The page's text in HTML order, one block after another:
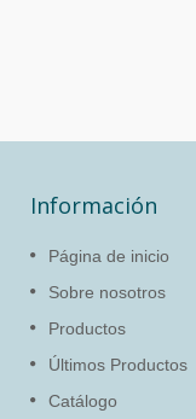
Información
Página de inicio
Sobre nosotros
Productos
Últimos Productos
Catálogo
rotativo
13)
es proteger la
delicada y
velocidad para evitar